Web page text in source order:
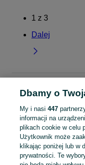
1 z 3
Dalej
Świętokrzyskie
Gry dla
KATEGORIA
domek ogrodowy dla dzieci
Dbamy o
My i nasi 447
informacji na
plikach cookie w celu
Użytkownik może
klikając poniżej lub w
prywatności. Te